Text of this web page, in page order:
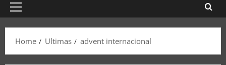
Home Ultimas advent internacional